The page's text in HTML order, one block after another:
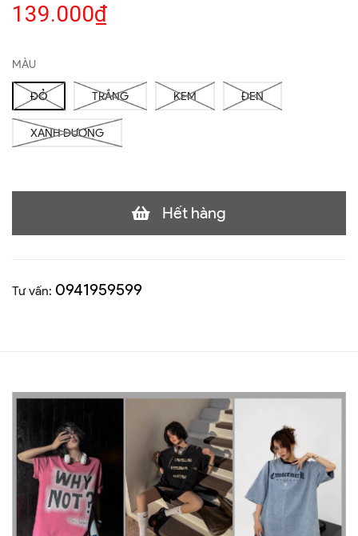
139.000₫
MÀU
ĐỎ TRẮNG KEM ĐEN
XANH DƯƠNG
Hết hàng
Tư vấn: 0941959599